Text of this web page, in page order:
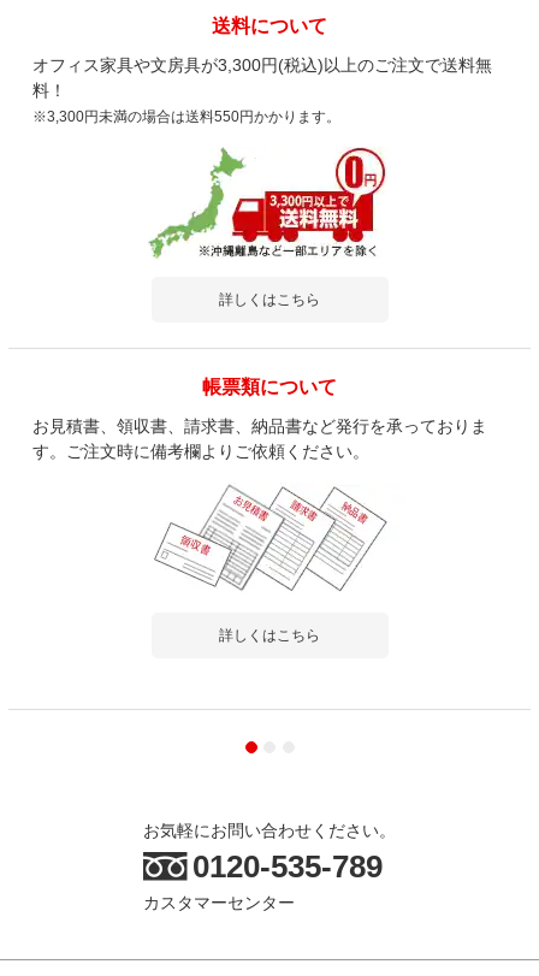
送料について
オフィス家具や文房具が3,300円(税込)以上のご注文で送料無
料！
※3,300円未満の場合は送料550円かかります。
詳しくはこちら
帳票類について
お見積書、領収書、請求書、納品書など発行を承っておりま
す。ご注文時に備考欄よりご依頼ください。
詳しくはこちら
お気軽にお問い合わせください。
0120-535-789
カスタマーセンター